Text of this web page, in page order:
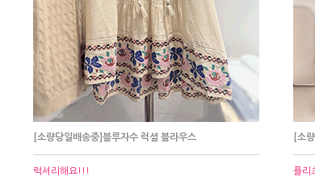
[소량당일배송중]블루자수 럭셜 블라우스
럭셔리해요!!!
[소
플리